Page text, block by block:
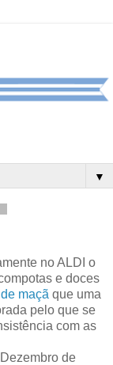
▼
no ALDI o
e doces
maçã que uma
pelo que se
com as
de